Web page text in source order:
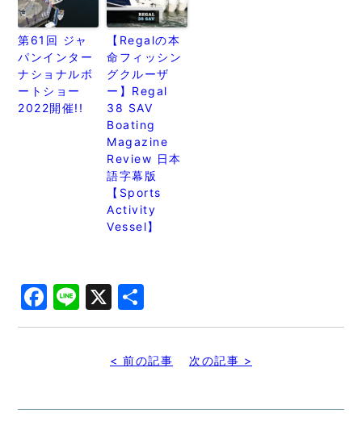
第61回 ジャ
パンインター
ナショナルボ
ートショー
2022開催!!
【Regalの本
命フィッシン
グクルーザ
ー】Regal
38 SAV
Boating
Magazine
Review 日本
語字幕版
【Sports
Activity
Vessel】
Facebook
Line
X
有
< 前の記事 次の記事 >